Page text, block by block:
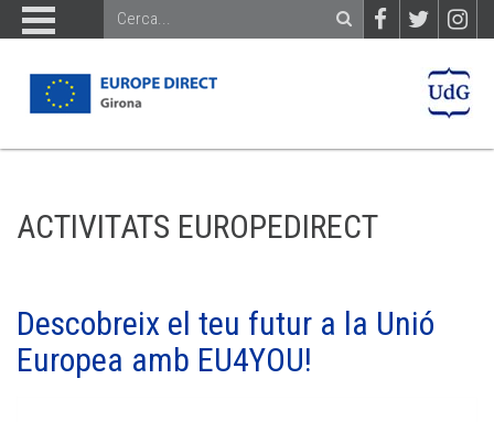
ACTIVITATS EUROPEDIRECT
Descobreix el teu futur a la Unió
Europea amb EU4YOU!